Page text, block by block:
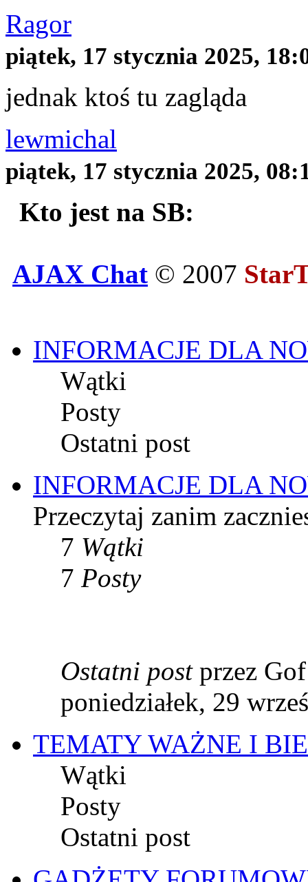
Ragor
piątek, 17 stycznia 2025,
jednak ktoś tu zagląda
lewmichal
piątek, 17 stycznia 2025,
Kto jest na SB:
AJAX Chat © 2007
INFORMACJE DLA
Wątki
Posty
Ostatni post
INFORMACJE DLA
Przeczytaj zanim
7 Wątki
7 Posty
Ostatni postprzez
poniedziałek, 29
TEMATY WAŻNE I
Wątki
Posty
Ostatni post